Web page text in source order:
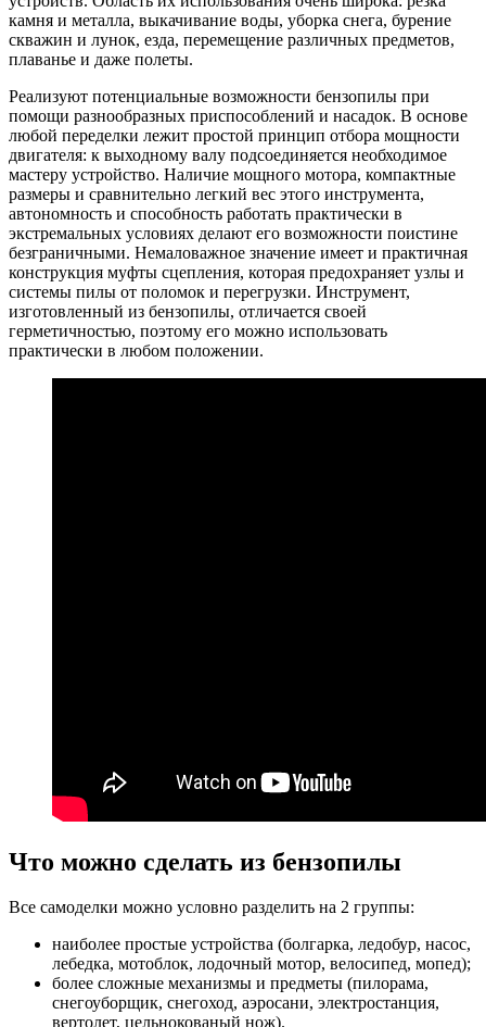
камня и металла, выкачивание воды, уборка снега, бурение
скважин и лунок, езда, перемещение различных предметов,
плаванье и даже полеты.
Реализуют потенциальные возможности бензопилы при
помощи разнообразных приспособлений и насадок. В основе
любой переделки лежит простой принцип отбора мощности
двигателя: к выходному валу подсоединяется необходимое
мастеру устройство. Наличие мощного мотора, компактные
размеры и сравнительно легкий вес этого инструмента,
автономность и способность работать практически в
экстремальных условиях делают его возможности поистине
безграничными. Немаловажное значение имеет и практичная
конструкция муфты сцепления, которая предохраняет узлы и
системы пилы от поломок и перегрузки. Инструмент,
изготовленный из бензопилы, отличается своей
герметичностью, поэтому его можно использовать
практически в любом положении.
Что можно сделать из бензопилы
Все самоделки можно условно разделить на 2 группы:
наиболее простые устройства (болгарка, ледобур, насос,
лебедка, мотоблок, лодочный мотор, велосипед, мопед);
более сложные механизмы и предметы (пилорама,
снегоуборщик, снегоход, аэросани, электростанция,
вертолет, цельнокованый нож).